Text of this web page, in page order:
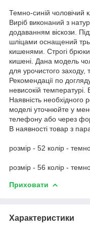
Темно-синій чоловічий
Виріб виконаний з
додаванням віскози.
шліцами оснащений
кишенями. Строгі брюки
кишені. Дана модель
для урочистого заходу,
Рекомендації по
невисокій
Наявність необхідного
моделі уточнюйте у
телефону або через
В наявності товар з
розмір - 52 колір -
розмір - 56 колір -
Приховати
Характеристики